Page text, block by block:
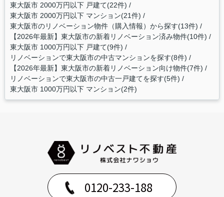
東大阪市 2000万円以下 戸建て(22件)
東大阪市 2000万円以下 マンション(21件)
東大阪市のリノベーション物件（購入情報）から探す(13件)
【2026年最新】東大阪市の新着リノベーション済み物件(10件)
東大阪市 1000万円以下 戸建て(9件)
リノベーションで東大阪市の中古マンションを探す(8件)
【2026年最新】東大阪市の新着リノベーション向け物件(7件)
リノベーションで東大阪市の中古一戸建てを探す(5件)
東大阪市 1000万円以下 マンション(2件)
0120-233-188